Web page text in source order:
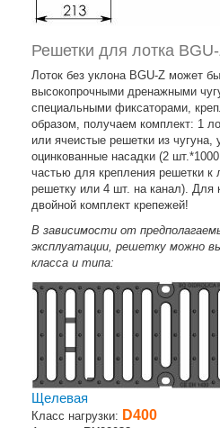
Решетки для лотка
Лоток без уклона BGU-Z может
высокопрочными дренажными
специальными фиксаторами,
образом, получаем комплект: 1
или ячеистые решетки из
оцинкованные насадки (2
частью для крепления решетки к
решетку или 4 шт. на канал). Для
двойной комплект крепежей!
В зависимости от
эксплуатации, решетку можно
класса и типа:
Щелевая
Класс нагрузки: D400